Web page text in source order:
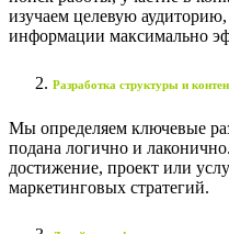
изучаем целевую
информации максимально
Разработка структуры и
Мы определяем ключевые
подана логично и
достижение, проект или
маркетинговых стратегий.